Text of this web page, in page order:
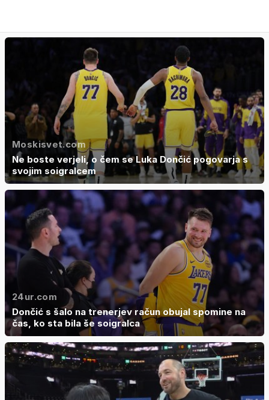
Moskisvet.com
Ne boste verjeli, o čem se Luka Dončić pogovarja s
svojim soigralcem
24ur.com
Dončić s šalo na trenerjev račun obujal spomine na
čas, ko sta bila še soigralca